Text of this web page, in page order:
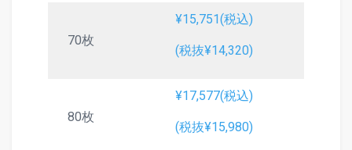
70枚
¥15,751(税込)
(税抜¥14,320)
80枚
¥17,577(税込)
(税抜¥15,980)